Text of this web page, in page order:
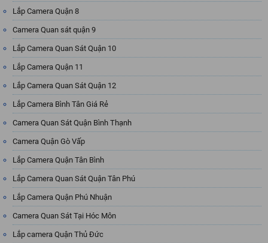
Lắp Camera Quận 8
Camera Quan sát quận 9
Lắp Camera Quan Sát Quận 10
Lắp Camera Quận 11
Lắp Camera Quan Sát Quận 12
Lắp Camera Bình Tân Giá Rẻ
Camera Quan Sát Quận Bình Thạnh
Camera Quận Gò Vấp
Lắp Camera Quận Tân Bình
Lắp Camera Quan Sát Quận Tân Phú
Lắp Camera Quận Phú Nhuận
Camera Quan Sát Tại Hóc Môn
Lắp camera Quận Thủ Đức